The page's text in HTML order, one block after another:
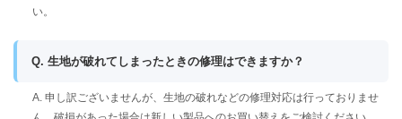
い。
Q. 生地が破れてしまったときの修理はできますか？
A. 申し訳ございませんが、生地の破れなどの修理対応は行っておりませ